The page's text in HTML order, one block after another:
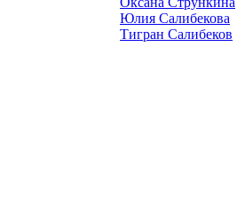
Юлия Салибекова
Тигран Салибеков